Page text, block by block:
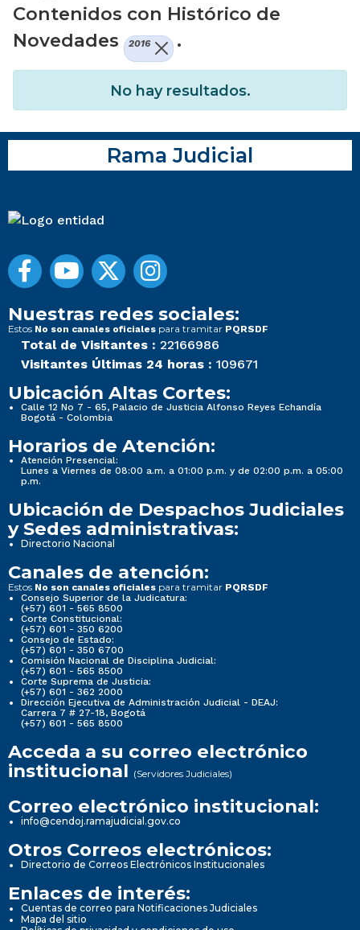
Contenidos con Histórico de
Novedades
2016 .
No hay resultados.
Rama Judicial
Nuestras redes sociales:
Estos No son canales oficiales para tramitar PQRSDF
Total de Visitantes : 22166986
Visitantes Últimas 24 horas : 109671
Ubicación Altas Cortes:
Calle 12 No 7 - 65, Palacio de Justicia Alfonso Reyes Echandía
Bogotá - Colombia
Horarios de Atención:
Atención Presencial:
Lunes a Viernes de 08:00 a.m. a 01:00 p.m. y de 02:00 p.m. a 05:00
p.m.
Ubicación de Despachos Judiciales
y Sedes administrativas:
Directorio Nacional
Canales de atención:
Estos No son canales oficiales para tramitar PQRSDF
Consejo Superior de la Judicatura:
(+57) 601 - 565 8500
Corte Constitucional:
(+57) 601 - 350 6200
Consejo de Estado:
(+57) 601 - 350 6700
Comisión Nacional de Disciplina Judicial:
(+57) 601 - 565 8500
Corte Suprema de Justicia:
(+57) 601 - 362 2000
Dirección Ejecutiva de Administración Judicial - DEAJ:
Carrera 7 # 27-18, Bogotá
(+57) 601 - 565 8500
Acceda a su correo electrónico
institucional (Servidores Judiciales)
Correo electrónico institucional:
info@cendoj.ramajudicial.gov.co
Otros Correos electrónicos:
Directorio de Correos Electrónicos Institucionales
Enlaces de interés:
Cuentas de correo para Notificaciones Judiciales
Mapa del sitio